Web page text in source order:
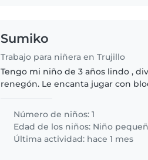
Sumiko
Trabajo para niñera en Trujillo
Tengo mi niño de 3 años lindo ,
renegón. Le encanta jugar con
enferma y..
Número de niños: 1
Edad de los niños: Niño
Última actividad: hace 1 mes